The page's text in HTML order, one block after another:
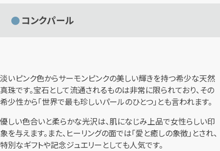
コンクパール
淡いピンク色からサーモンピンクの美しい輝きを持つ希少な天然
真珠です。宝石として流通されるものは非常に限られており、その
希少性から「世界で最も珍しいパールのひとつ」とも言われます。
優しい色合いと柔らかな光沢は、肌になじみ上品で女性らしい印
象を与えます。また、ヒーリングの面では「愛と癒しの象徴」とされ、
特別なギフトや記念ジュエリーとしても人気です。